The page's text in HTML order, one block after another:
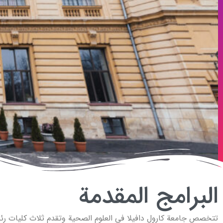
البرامج المقدمة
تتخصص جامعة كارول دافيلا في العلوم الصحية وتقدم ثلاث كليات